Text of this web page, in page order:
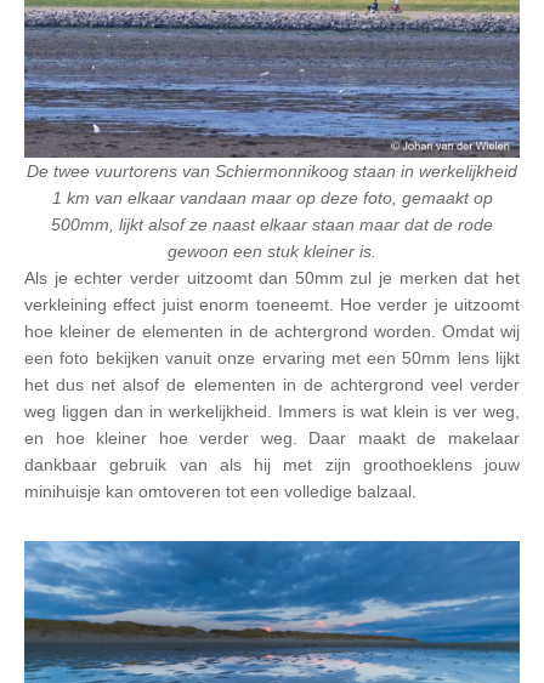
De twee vuurtorens van Schiermonnikoog staan in werkelijkheid
1 km van elkaar vandaan maar op deze foto, gemaakt op
500mm, lijkt alsof ze naast elkaar staan maar dat de rode
gewoon een stuk kleiner is.
Als je echter verder uitzoomt dan 50mm zul je merken dat het
verkleining effect juist enorm toeneemt. Hoe verder je uitzoomt
hoe kleiner de elementen in de achtergrond worden. Omdat wij
een foto bekijken vanuit onze ervaring met een 50mm lens lijkt
het dus net alsof de elementen in de achtergrond veel verder
weg liggen dan in werkelijkheid. Immers is wat klein is ver weg,
en hoe kleiner hoe verder weg. Daar maakt de makelaar
dankbaar gebruik van als hij met zijn groothoeklens jouw
minihuisje kan omtoveren tot een volledige balzaal.